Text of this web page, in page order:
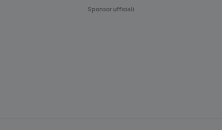
Sponsor ufficiali